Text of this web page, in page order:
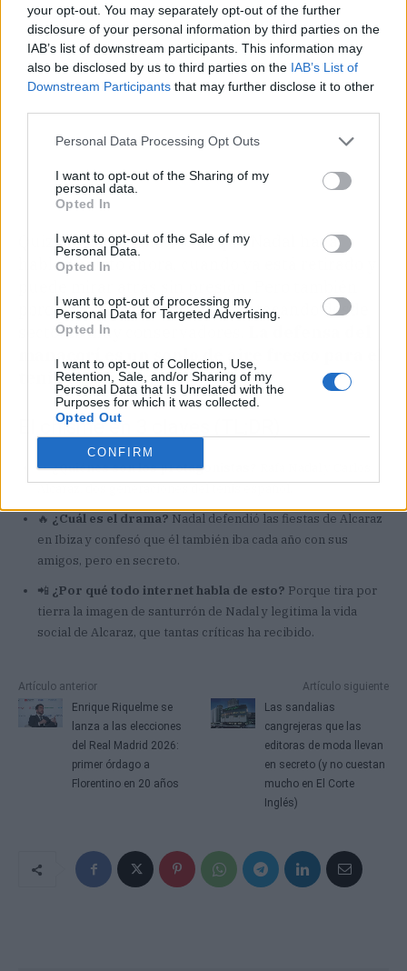
your opt-out. You may separately opt-out of the further
disclosure of your personal information by third parties on the
IAB’s list of downstream participants. This information may
also be disclosed by us to third parties on the IAB’s List of
Downstream Participants that may further disclose it to other
Personal Data Processing Opt Outs
I want to opt-out of the Sharing of my
personal data.
Opted In
I want to opt-out of the Sale of my
Personal Data.
Opted In
I want to opt-out of processing my
Personal Data for Targeted Advertising.
Opted In
I want to opt-out of Collection, Use,
Retention, Sale, and/or Sharing of my
Personal Data that Is Unrelated with the
Purposes for which it was collected.
Opted Out
CONFIRM
Quizá lo más llamativo es que Nadal haya
hablado justo ahora, cuando ya está retirado y
porque a Alcaraz se le estaba atacando desde
sectores muy conservadores.
manacorí es un soplo de aire fresco para el
tenis español.
El chisme en 3 claves (TL;DR)
👀¿Quiénes son los protagonistas?
🔥 ¿Cuál es el drama? Nadal defendió las fiestas de Alcaraz
en Ibiza y confesó que él también iba cada año con sus
amigos, pero en secreto.
📲 ¿Por qué todo internet habla de esto? Porque tira por
tierra la imagen de santurrón de Nadal y legitima la vida
social de Alcaraz, que tantas críticas ha recibido.
Artículo anterior
Enrique Riquelme se
lanza a las elecciones
del Real Madrid 2026:
primer órdago a
Florentino en 20 años
Artículo siguiente
Las sandalias
cangrejeras que las
editoras de moda llevan
en secreto (y no cuestan
mucho en El Corte
Inglés)